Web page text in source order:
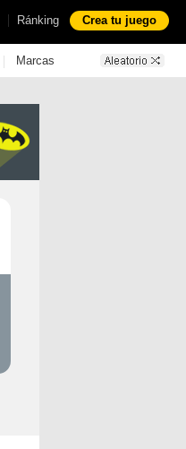
| Ránking Crea tu juego
| Marcas